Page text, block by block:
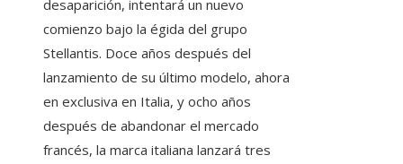
desaparición, intentará un nuevo
comienzo bajo la égida del grupo
Stellantis. Doce años después del
lanzamiento de su último modelo, ahora
en exclusiva en Italia, y ocho años
después de abandonar el mercado
francés, la marca italiana lanzará tres